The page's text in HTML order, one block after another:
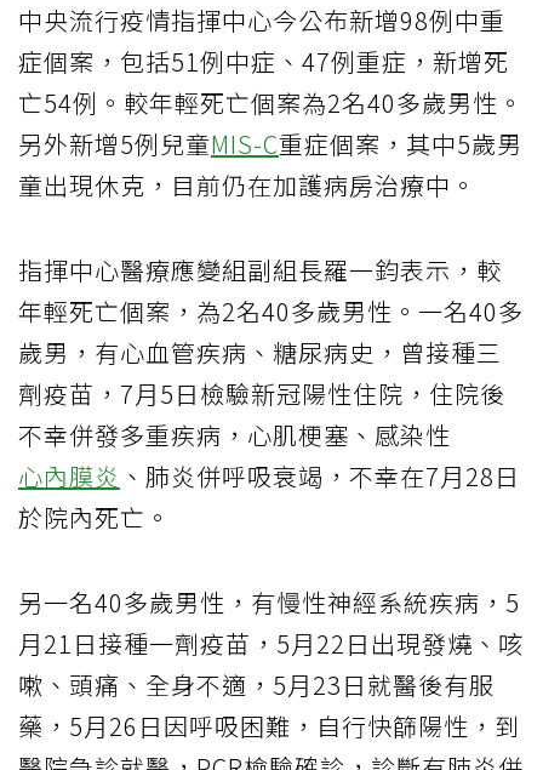
中央流行疫情指揮中心今公布新增98例中重
症個案，包括51例中症、47例重症，新增死
亡54例。較年輕死亡個案為2名40多歲男性。
另外新增5例兒童MIS-C重症個案，其中5歲男
童出現休克，目前仍在加護病房治療中。
指揮中心醫療應變組副組長羅一鈞表示，較
年輕死亡個案，為2名40多歲男性。一名40多
歲男，有心血管疾病、糖尿病史，曾接種三
劑疫苗，7月5日檢驗新冠陽性住院，住院後
不幸併發多重疾病，心肌梗塞、感染性
心內膜炎 、肺炎併呼吸衰竭，不幸在7月28日
於院內死亡。
另一名40多歲男性，有慢性神經系統疾病，5
月21日接種一劑疫苗，5月22日出現發燒、咳
嗽、頭痛、全身不適，5月23日就醫後有服
藥，5月26日因呼吸困難，自行快篩陽性，到